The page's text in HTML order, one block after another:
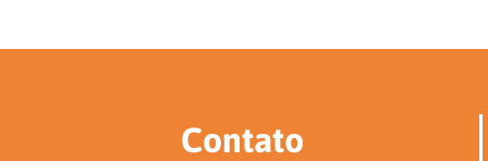
Contato